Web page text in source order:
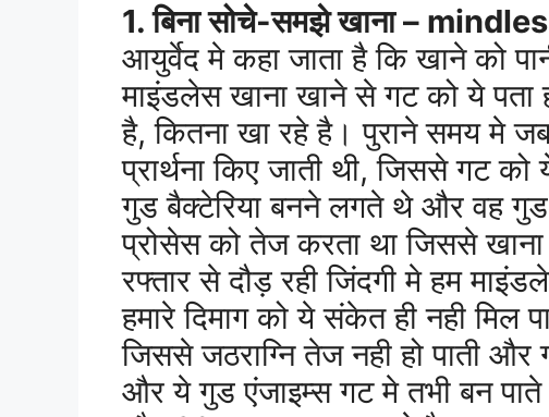
1. बिना सोचे-समझे खाना –
आयुर्वेद मे कहा जाता है कि खाने को
माइंडलेस खाना खाने से गट को ये पता
है, कितना खा रहे है। पुराने समय मे
प्रार्थना किए जाती थी, जिससे गट
गुड बैक्टेरिया बनने लगते थे और वह गुड
प्रोसेस को तेज करता था जिससे
रफ्तार से दौड़ रही जिंदगी मे हम
हमारे दिमाग को ये संकेत ही नही मिल
जिससे जठराग्नि तेज नही हो पाती
और ये गुड एंजाइम्स गट मे तभी बन